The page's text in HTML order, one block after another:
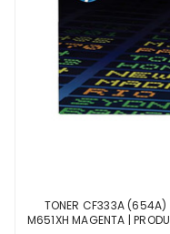
TONER CF333A (654A)
M651XH MAGENTA |